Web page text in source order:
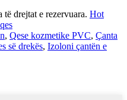
drejtat e rezervuara. Hot
, Qese kozmetike PVC, Çanta
së drekës, Izoloni çantën e